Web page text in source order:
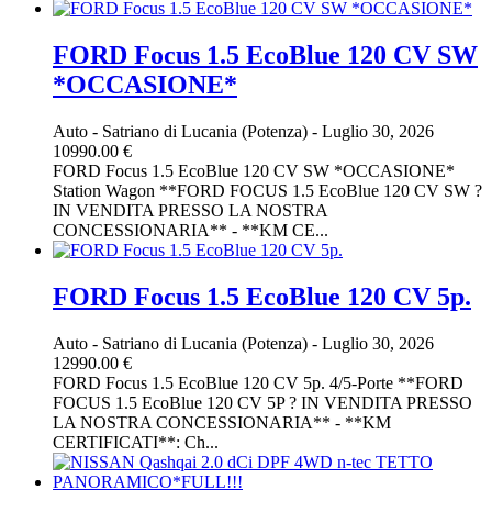
FORD Focus 1.5 EcoBlue 120 CV SW
*OCCASIONE*
Auto - Satriano di Lucania (Potenza) - Luglio 30, 2026
10990.00 €
FORD Focus 1.5 EcoBlue 120 CV SW *OCCASIONE*
Station Wagon **FORD FOCUS 1.5 EcoBlue 120 CV SW ?
IN VENDITA PRESSO LA NOSTRA
CONCESSIONARIA** - **KM CE...
FORD Focus 1.5 EcoBlue 120 CV 5p.
Auto - Satriano di Lucania (Potenza) - Luglio 30, 2026
12990.00 €
FORD Focus 1.5 EcoBlue 120 CV 5p. 4/5-Porte **FORD
FOCUS 1.5 EcoBlue 120 CV 5P ? IN VENDITA PRESSO
LA NOSTRA CONCESSIONARIA** - **KM
CERTIFICATI**: Ch...